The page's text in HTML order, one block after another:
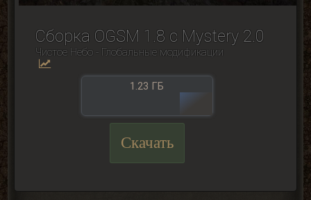
Сборка OGSM 1.8 с Mystery 2.0
Чистое Небо - Глобальные модификации
1.23 ГБ
Скачать